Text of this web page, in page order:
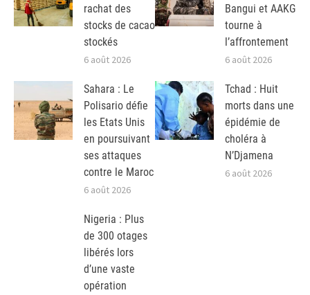
rachat des
stocks de cacao
stockés
6 août 2026
Bangui et AAKG
tourne à
l’affrontement
6 août 2026
Sahara : Le
Polisario défie
les Etats Unis
en poursuivant
ses attaques
contre le Maroc
6 août 2026
Tchad : Huit
morts dans une
épidémie de
choléra à
N’Djamena
6 août 2026
Nigeria : Plus
de 300 otages
libérés lors
d’une vaste
opération